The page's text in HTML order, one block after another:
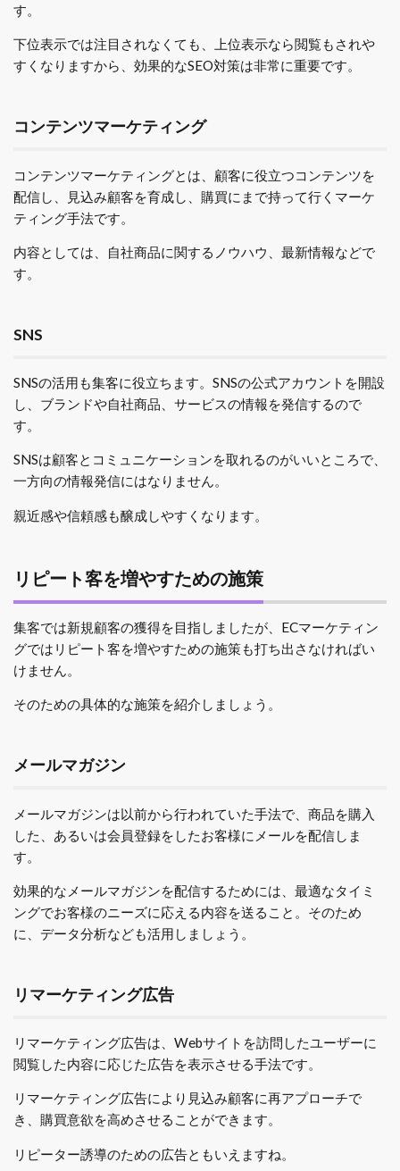
す。
下位表示では注目されなくても、上位表示なら閲覧もされや
すくなりますから、効果的なSEO対策は非常に重要です。
コンテンツマーケティング
コンテンツマーケティングとは、顧客に役立つコンテンツを
配信し、見込み顧客を育成し、購買にまで持って行くマーケ
ティング手法です。
内容としては、自社商品に関するノウハウ、最新情報などで
す。
SNS
SNSの活用も集客に役立ちます。SNSの公式アカウントを開設
し、ブランドや自社商品、サービスの情報を発信するので
す。
SNSは顧客とコミュニケーションを取れるのがいいところで、
一方向の情報発信にはなりません。
親近感や信頼感も醸成しやすくなります。
リピート客を増やすための施策
集客では新規顧客の獲得を目指しましたが、ECマーケティン
グではリピート客を増やすための施策も打ち出さなければい
けません。
そのための具体的な施策を紹介しましょう。
メールマガジン
メールマガジンは以前から行われていた手法で、商品を購入
した、あるいは会員登録をしたお客様にメールを配信しま
す。
効果的なメールマガジンを配信するためには、最適なタイミ
ングでお客様のニーズに応える内容を送ること。そのため
に、データ分析なども活用しましょう。
リマーケティング広告
リマーケティング広告は、Webサイトを訪問したユーザーに
閲覧した内容に応じた広告を表示させる手法です。
リマーケティング広告により見込み顧客に再アプローチで
き、購買意欲を高めさせることができます。
リピーター誘導のための広告ともいえますね。